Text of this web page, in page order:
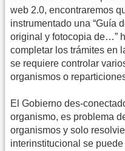
web 2.0, encontraremos
instrumentado una “Guía
original y fotocopia de…”
completar los trámites en
se requiere controlar
organismos o
El Gobierno des-
organismo, es problema
organismos y solo
interinstitucional se puede